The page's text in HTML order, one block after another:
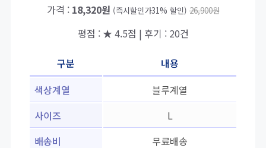
가격 : 18,320원 (즉시할인가31% 할인) 26,900원
평점 : ★ 4.5점 | 후기 : 20건
구분
내용
색상계열
블루계열
사이즈
L
배송비
무료배송